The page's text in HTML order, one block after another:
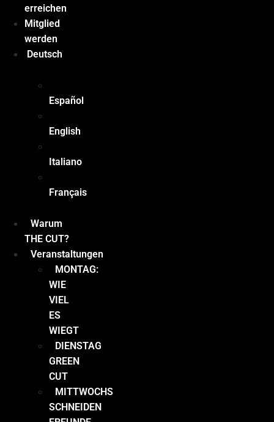
erreichen
Mitglied
werden
Deutsch
Español
English
Italiano
Français
Warum
THE CUT?
Veranstaltungen
MONTAG:
WIE
VIEL
ES
WIEGT
DIENSTAG
GREEN
CUT
MITTWOCHS
SCHNEIDEN